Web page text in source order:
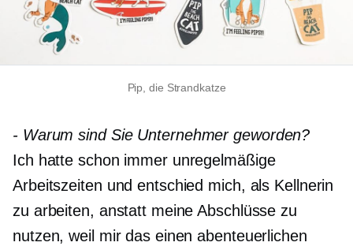
Pip, die Strandkatze
-Warum sind Sie Unternehmer geworden?
Ich hatte schon immer unregelmäßige
Arbeitszeiten und entschied mich, als Kellnerin
zu arbeiten, anstatt meine Abschlüsse zu
nutzen, weil mir das einen abenteuerlichen